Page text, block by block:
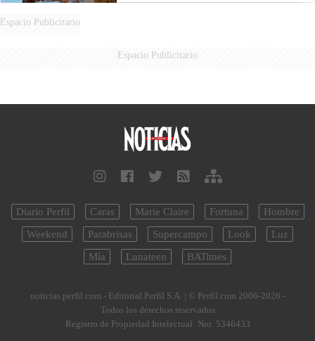
Espacio Publicitario
Espacio Publicitario
Diario Perfil Caras Marie Claire Fortuna
Hombre
Weekend
Parabrisas Supercampo Look
Luz
Mía
Lunateen BATimes
noticias.perfil.com - Editorial Perfil S.A. | © Perfil.com 2006-2026 -
Todos los derechos reservados
Registro de Propiedad Intelectual: Nro. 5346433